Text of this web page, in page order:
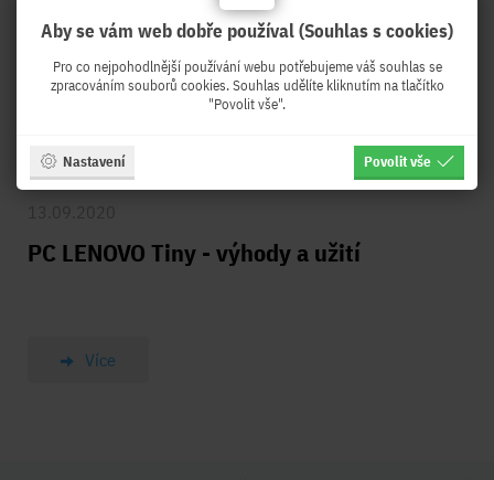
PC LENOVO Tiny - výhody a užití
Více
Aby se vám web dobře používal (Souhlas s cookies)
Pro co nejpohodlnější používání webu potřebujeme váš souhlas se
zpracováním souborů cookies. Souhlas udělíte kliknutím na tlačítko
"Povolit vše".
Nastavení Povolit vše